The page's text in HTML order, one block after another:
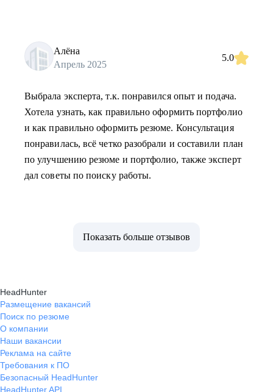
Алёна
Апрель 2025
5.0
Выбрала эксперта, т.к. понравился опыт и подача.
Хотела узнать, как правильно оформить портфолио
и как правильно оформить резюме. Консультация
понравилась, всё четко разобрали и составили план
по улучшению резюме и портфолио, также эксперт
дал советы по поиску работы.
Показать больше отзывов
HeadHunter
Размещение вакансий
Поиск по резюме
О компании
Наши вакансии
Реклама на сайте
Требования к ПО
Безопасный HeadHunter
HeadHunter API